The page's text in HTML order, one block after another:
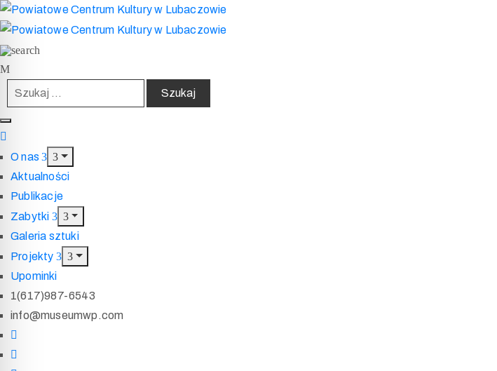
O nas
Aktualności
Publikacje
Zabytki
Galeria sztuki
Projekty
Upominki
1(617)987-6543
info@museumwp.com